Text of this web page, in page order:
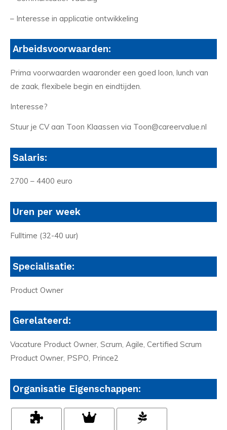
– Interesse in applicatie ontwikkeling
Arbeidsvoorwaarden:
Prima voorwaarden waaronder een goed loon, lunch van
de zaak, flexibele begin en eindtijden.
Interesse?
Stuur je CV aan Toon Klaassen via Toon@careervalue.nl
Salaris:
2700 – 4400 euro
Uren per week
Fulltime (32-40 uur)
Specialisatie:
Product Owner
Gerelateerd:
Vacature Product Owner, Scrum, Agile, Certified Scrum
Product Owner, PSPO, Prince2
Organisatie Eigenschappen: